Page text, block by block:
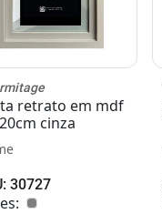
retrato em mdf
cinza
30727